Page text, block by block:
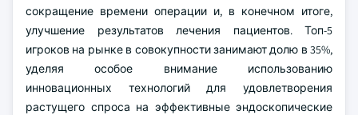
сокращение времени операции и, в конечном итоге,
улучшение результатов лечения пациентов. Топ-5
игроков на рынке в совокупности занимают долю в 35%,
уделяя особое внимание использованию
инновационных технологий для удовлетворения
растущего спроса на эффективные эндоскопические